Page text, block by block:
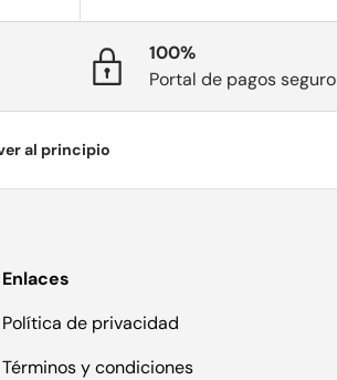
100%
Portal de pagos seguro
al principio
Enlaces
Política de privacidad
Términos y condiciones